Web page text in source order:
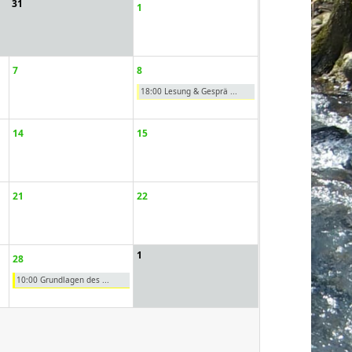
31 1
7 8
18:00 Lesung & Gesprä ...
14 15
21 22
28
10:00 Grundlagen des ...
1